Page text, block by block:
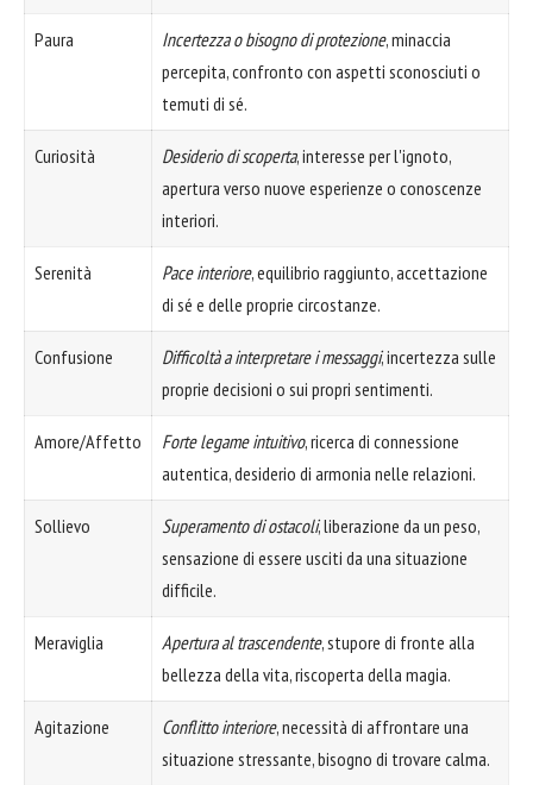
Paura Incertezza o bisogno di protezione, minaccia
percepita, confronto con aspetti sconosciuti o
temuti di sé.
Curiosità Desiderio di scoperta, interesse per l'ignoto,
apertura verso nuove esperienze o conoscenze
interiori.
Serenità Pace interiore, equilibrio raggiunto, accettazione
di sé e delle proprie circostanze.
Confusione Difficoltà a interpretare i messaggi, incertezza sulle
proprie decisioni o sui propri sentimenti.
Amore/Affetto Forte legame intuitivo, ricerca di connessione
autentica, desiderio di armonia nelle relazioni.
Sollievo Superamento di ostacoli, liberazione da un peso,
sensazione di essere usciti da una situazione
difficile.
Meraviglia Apertura al trascendente, stupore di fronte alla
bellezza della vita, riscoperta della magia.
Agitazione Conflitto interiore, necessità di affrontare una
situazione stressante, bisogno di trovare calma.